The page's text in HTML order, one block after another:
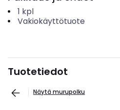
1 kpl
Vakiokäyttötuote
Tuotetiedot
Näytä murupolku